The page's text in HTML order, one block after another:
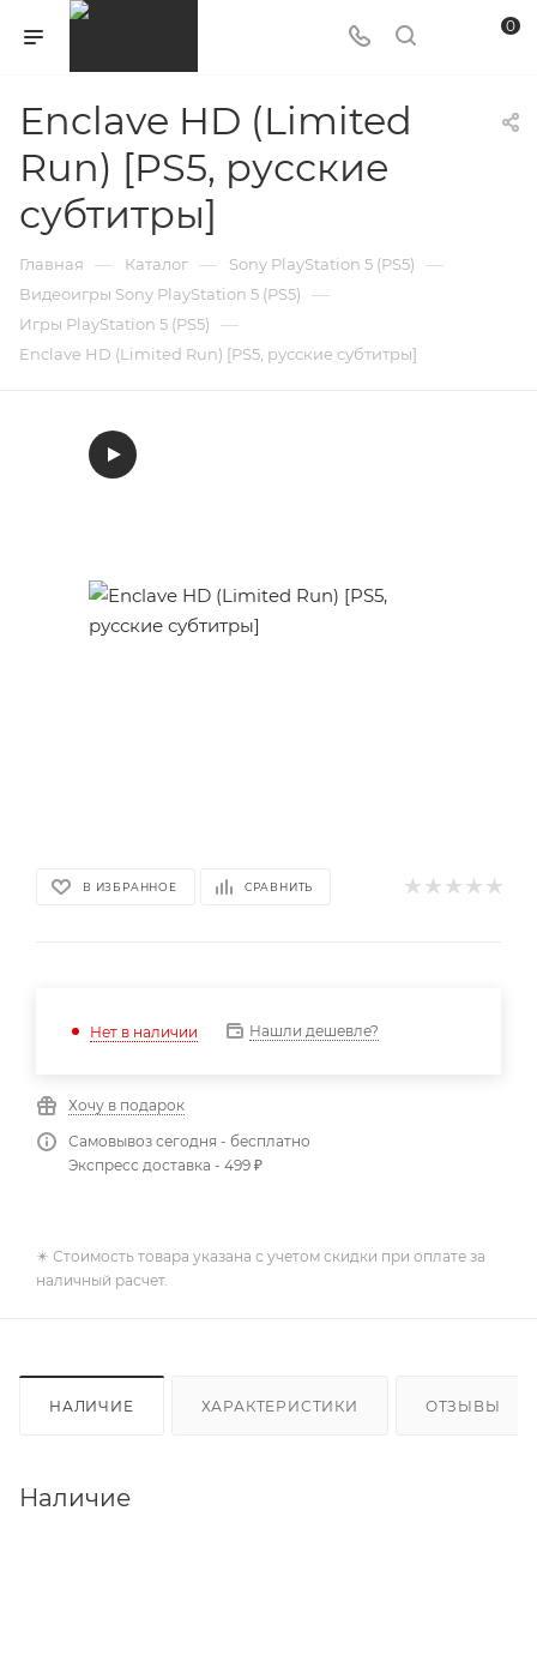
0
Enclave HD (Limited
Run) [PS5, русские
субтитры]
Главная — Каталог — Sony PlayStation 5 (PS5) —
Видеоигры Sony PlayStation 5 (PS5) —
Игры PlayStation 5 (PS5) —
Enclave HD (Limited Run) [PS5, русские субтитры]
В ИЗБРАННОЕ СРАВНИТЬ
Нет в наличии Нашли дешевле?
Хочу в подарок
Самовывоз сегодня - бесплатно
Экспресс доставка - 499 ₽
✴️ Стоимость товара указана с учетом скидки при оплате за
наличный расчет.
НАЛИЧИЕ ХАРАКТЕРИСТИКИ ОТЗЫВЫ
Наличие